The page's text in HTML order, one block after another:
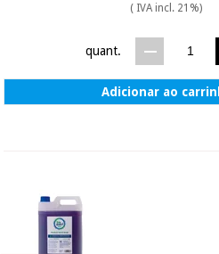
( IVA incl. 21%)
quant.
Adicionar ao